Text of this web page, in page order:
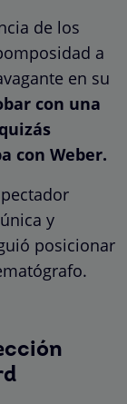
de los
a
en su
con una
con Weber.
y
posicionar